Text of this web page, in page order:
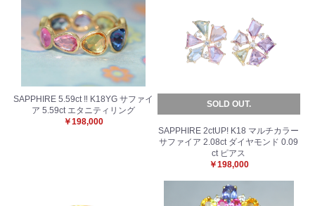
SAPPHIRE 5.59ct ‼︎ K18YG サファイ
ア 5.59ct エタニティリング
￥198,000
SOLD OUT.
SAPPHIRE 2ctUP! K18 マルチカラー
サファイア 2.08ct ダイヤモンド 0.09
ct ピアス
￥198,000